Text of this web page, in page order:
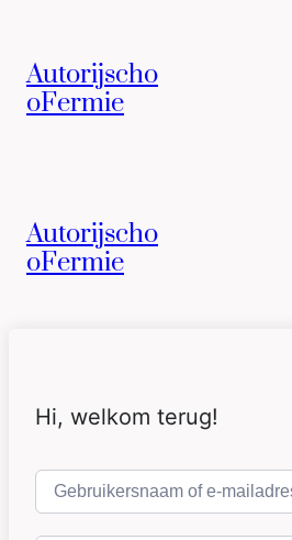
Autorijscho
oFermie
Autorijscho
oFermie
Hi, welkom terug!